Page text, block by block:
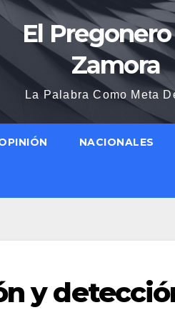
El
Zamora
La Palabra Como Meta
NACIONALES
y